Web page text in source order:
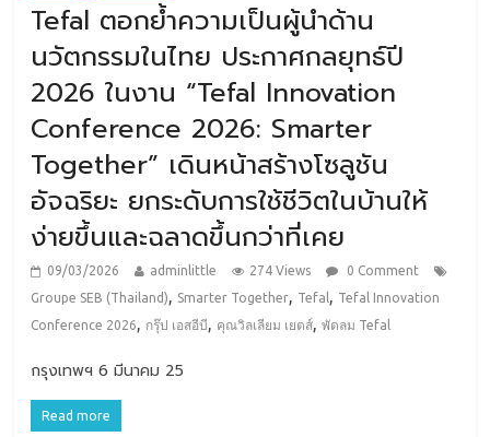
Tefal ตอกย้ำความเป็นผู้นำด้าน
นวัตกรรมในไทย ประกาศกลยุทธ์ปี
2026 ในงาน “Tefal Innovation
Conference 2026: Smarter
Together” เดินหน้าสร้างโซลูชัน
อัจฉริยะ ยกระดับการใช้ชีวิตในบ้านให้
ง่ายขึ้นและฉลาดขึ้นกว่าที่เคย
09/03/2026 adminlittle 274 Views
0 Comment
Groupe SEB (Thailand), Smarter Together, Tefal , Tefal Innovation
Conference 2026, กรุ๊ป เอสอีบี, คุณวิลเลียม เยตส์,พัดลม Tefal
กรุงเทพฯ 6 มีนาคม 25
Read more